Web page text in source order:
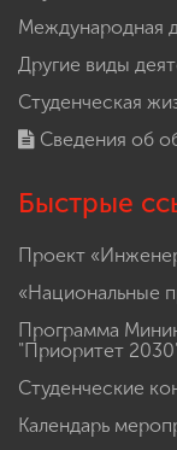
Международная
Другие виды
Студенческая
Сведения об
Быстрые
Проект
«Национальные
Программа
"Приоритет
Студенческие
Календарь